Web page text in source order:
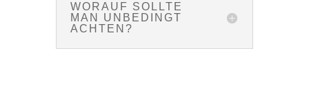
WORAUF SOLLTE
MAN UNBEDINGT
ACHTEN?